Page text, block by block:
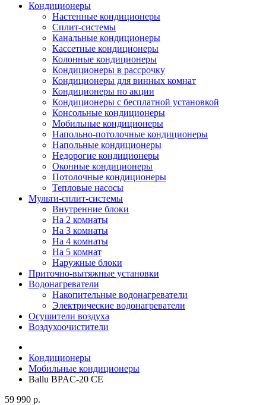
Кондиционеры
Настенные кондиционеры
Сплит-системы
Канальные кондиционеры
Кассетные кондиционеры
Колонные кондиционеры
Кондиционеры в рассрочку
Кондиционеры для винных комнат
Кондиционеры по акции
Кондиционеры с бесплатной установкой
Консольные кондиционеры
Мобильные кондиционеры
Напольно-потолочные кондиционеры
Напольные кондиционеры
Недорогие кондиционеры
Оконные кондиционеры
Потолочные кондиционеры
Тепловые насосы
Мульти-сплит-системы
Внутренние блоки
На 2 комнаты
На 3 комнаты
На 4 комнаты
На 5 комнат
Наружные блоки
Приточно-вытяжные установки
Водонагреватели
Накопительные водонагреватели
Электрические водонагреватели
Осушители воздуха
Воздухоочистители
Кондиционеры
Мобильные кондиционеры
Ballu BPAC-20 CE
59 990 р.